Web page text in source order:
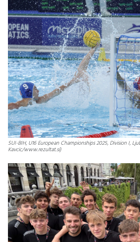
SUI-BIH, U16 European Championships 2025, Division I,
Kavcic/www.rezultat.si)